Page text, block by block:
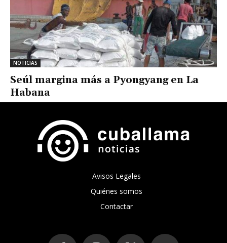
NOTICIAS
Seúl margina más a Pyongyang en La
Habana
Avisos Legales
Quiénes somos
Contactar